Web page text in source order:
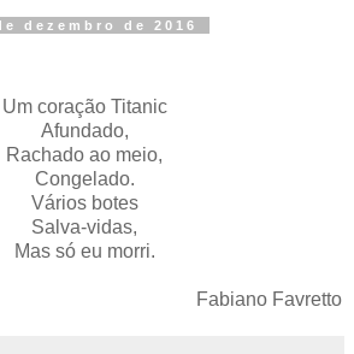
dezembro de 2016
Um coração Titanic
Afundado,
Rachado ao meio,
Congelado.
Vários botes
Salva-vidas,
Mas só eu morri.
Fabiano Favretto